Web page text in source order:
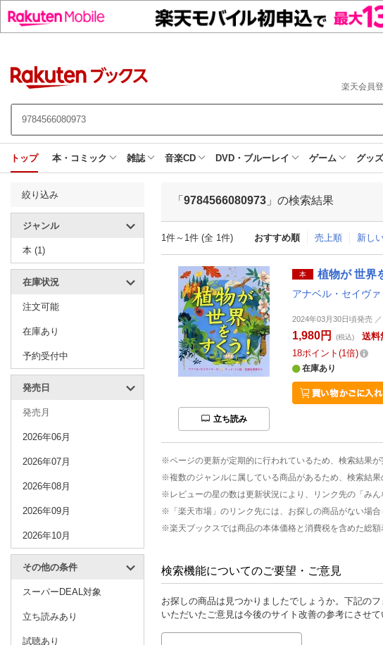
楽天会員
トップ 本・コミック 雑誌 音楽CD DVD・ブルーレイ ゲーム グッズ
絞り込み
ジャンル
本 (1)
在庫状況
注文可能
在庫あり
予約受付中
発売日
発売月
2026年06月
2026年07月
2026年08月
2026年09月
2026年10月
その他の条件
スーパーDEAL対象
立ち読みあり
試聴あり
「 9784566080973 」の検索結果
1件～1件 (全 1件) おすすめ順 売上順 新し
立ち読み
本 植物が 世界
アナベル・セイヴァ
2024年03月30日頃発売
1,980円 (税込)
送料
18ポイント 1倍
在庫あり
※ページの更新が定期的に行われているため、検索結果
※複数のジャンルに属している商品があるため、検索結
※レビューの星の数は更新状況により、リンク先の「み
※「楽天市場」のリンク先には、お探しの商品がない場
※楽天ブックスでは商品の本体価格と消費税を含めた総
検索機能についてのご要望・ご意見
お探しの商品は見つかりましたでしょうか。下記の
いただいたご意見は今後のサイト改善の参考にさせて